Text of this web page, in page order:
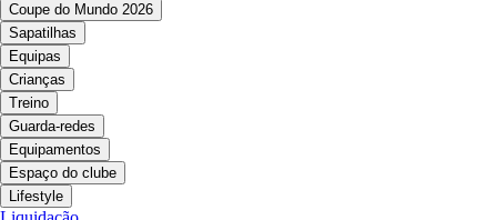
Coupe do Mundo 2026
Sapatilhas
Equipas
Crianças
Treino
Guarda-redes
Equipamentos
Espaço do clube
Lifestyle